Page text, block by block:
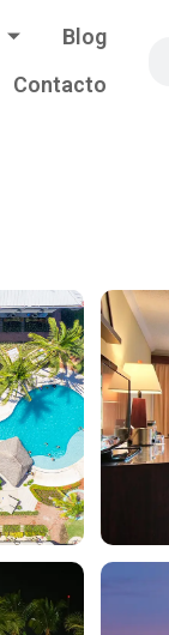
Blog
Contacto